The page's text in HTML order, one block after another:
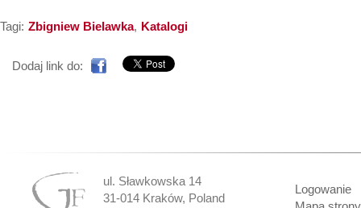
Tagi: Zbigniew Bielawka, Katalogi
Dodaj link do:
ul. Sławkowska 14
31-014 Kraków, Poland
Logowanie